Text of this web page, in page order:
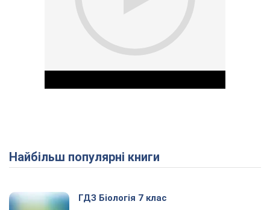
Play Video
Найбільш популярні книги
ГДЗ Біологія 7 клас